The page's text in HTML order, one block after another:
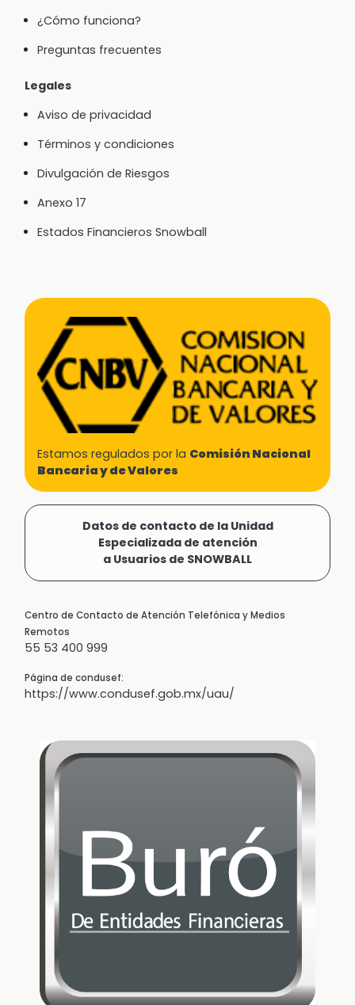
¿Cómo funciona?
Preguntas frecuentes
Legales
Aviso de privacidad
Términos y condiciones
Divulgación de Riesgos
Anexo 17
Estados Financieros Snowball
Estamos regulados por la Comisión Nacional
Bancaria y de Valores
Datos de contacto de la Unidad
Especializada de atención
a Usuarios de SNOWBALL
Centro de Contacto de Atención Telefónica y Medios
Remotos
55 53 400 999
Página de condusef:
https://www.condusef.gob.mx/uau/